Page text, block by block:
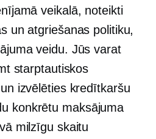
veikalā, noteikti
un atgriešanas politiku,
veidu. Jūs varat
starptautiskos
izvēlēties kredītkaršu
konkrētu maksājuma
milzīgu skaitu